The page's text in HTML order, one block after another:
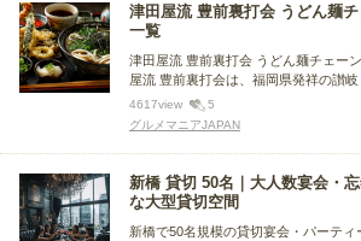
津田屋流 豊前裏打会 うどん麺
一覧
津田屋流 豊前裏打会 うどん麺チェー
屋流 豊前裏打会は、福岡県発祥の讃岐
滑らかな麺と、出汁の効いたつゆが特
を提供し、地元の食材を活かしたメニ
4617view
5
グルメマニアJAPAN
新橋 貸切 50名｜大人数宴会・
な大型貸切空間
新橋で50名規模の貸切宴会・パーテ